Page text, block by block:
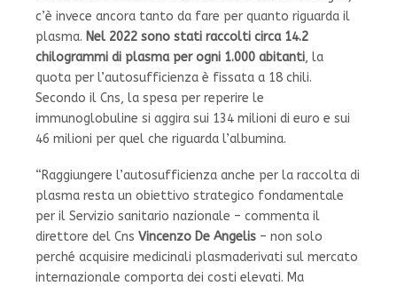
c’è invece ancora tanto da fare per quanto riguarda il
plasma. Nel 2022 sono stati raccolti circa 14.2
chilogrammi di plasma per ogni 1.000 abitanti, la
quota per l’autosufficienza è fissata a 18 chili.
Secondo il Cns, la spesa per reperire le
immunoglobuline si aggira sui 134 milioni di euro e sui
46 milioni per quel che riguarda l’albumina.
“Raggiungere l’autosufficienza anche per la raccolta di
plasma resta un obiettivo strategico fondamentale
per il Servizio sanitario nazionale – commenta il
direttore del Cns Vincenzo De Angelis – non solo
perché acquisire medicinali plasmaderivati sul mercato
internazionale comporta dei costi elevati. Ma